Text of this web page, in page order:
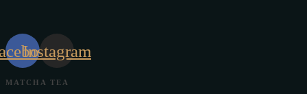
Instagram
MATCHA TEA